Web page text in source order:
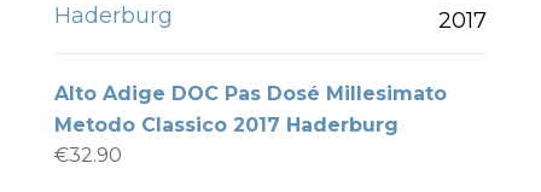
Haderburg 2017
Alto Adige DOC Pas Dosé Millesimato
Metodo Classico 2017 Haderburg
€32.90